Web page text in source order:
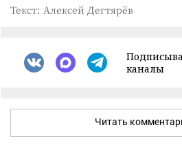
Текст: Алексей Дегтярёв
каналы
Читать